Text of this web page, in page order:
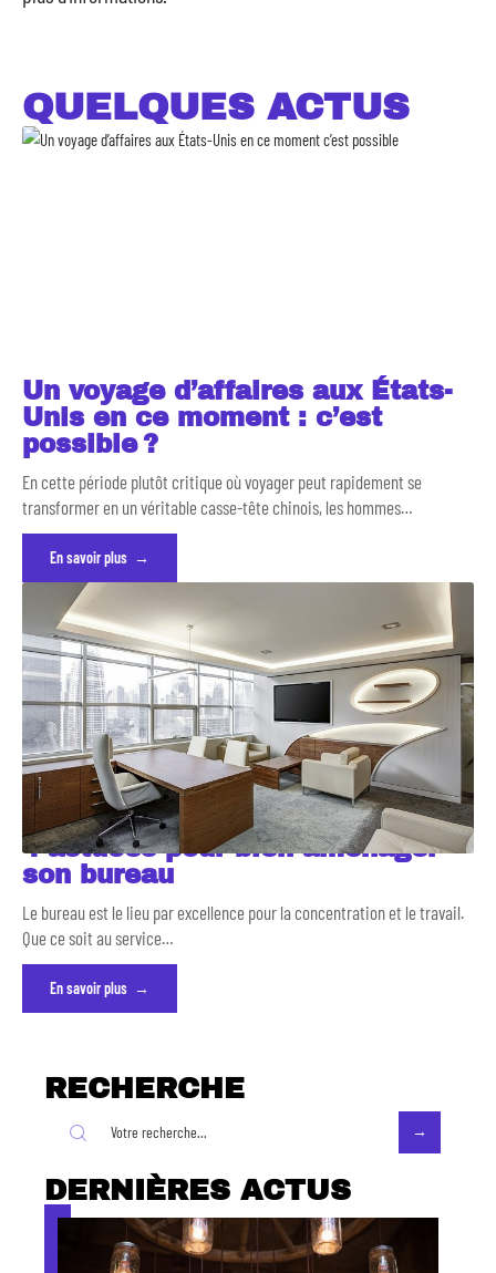
QUELQUES ACTUS
Un voyage d’affaires aux États-
Unis en ce moment : c’est
possible ?
En cette période plutôt critique où voyager peut rapidement se
transformer en un véritable casse-tête chinois, les hommes…
En savoir plus
4 astuces pour bien aménager
son bureau
Le bureau est le lieu par excellence pour la concentration et le travail.
Que ce soit au service…
En savoir plus
RECHERCHE
DERNIÈRES ACTUS